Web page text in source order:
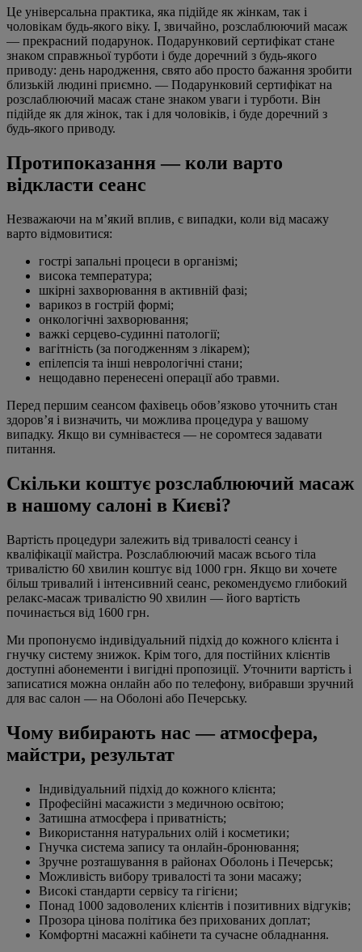
Це універсальна практика, яка підійде як жінкам, так і
чоловікам будь-якого віку. І, звичайно, розслаблюючий масаж
— прекрасний подарунок. Подарунковий сертифікат стане
знаком справжньої турботи і буде доречний з будь-якого
приводу: день народження, свято або просто бажання зробити
близькій людині приємно. — Подарунковий сертифікат на
розслаблюючий масаж стане знаком уваги і турботи. Він
підійде як для жінок, так і для чоловіків, і буде доречний з
будь-якого приводу.
Протипоказання — коли варто
відкласти сеанс
Незважаючи на м’який вплив, є випадки, коли від масажу
варто відмовитися:
гострі запальні процеси в організмі;
висока температура;
шкірні захворювання в активній фазі;
варикоз в гострій формі;
онкологічні захворювання;
важкі серцево-судинні патології;
вагітність (за погодженням з лікарем);
епілепсія та інші неврологічні стани;
нещодавно перенесені операції або травми.
Перед першим сеансом фахівець обов’язково уточнить стан
здоров’я і визначить, чи можлива процедура у вашому
випадку. Якщо ви сумніваєтеся — не соромтеся задавати
питання.
Скільки коштує розслаблюючий масаж
в нашому салоні в Києві?
Вартість процедури залежить від тривалості сеансу і
кваліфікації майстра. Розслаблюючий масаж всього тіла
тривалістю 60 хвилин коштує від 1000 грн. Якщо ви хочете
більш тривалий і інтенсивний сеанс, рекомендуємо глибокий
релакс-масаж тривалістю 90 хвилин — його вартість
починається від 1600 грн.
Ми пропонуємо індивідуальний підхід до кожного клієнта і
гнучку систему знижок. Крім того, для постійних клієнтів
доступні абонементи і вигідні пропозиції. Уточнити вартість і
записатися можна онлайн або по телефону, вибравши зручний
для вас салон — на Оболоні або Печерську.
Чому вибирають нас — атмосфера,
майстри, результат
Індивідуальний підхід до кожного клієнта;
Професійні масажисти з медичною освітою;
Затишна атмосфера і приватність;
Використання натуральних олій і косметики;
Гнучка система запису та онлайн-бронювання;
Зручне розташування в районах Оболонь і Печерськ;
Можливість вибору тривалості та зони масажу;
Високі стандарти сервісу та гігієни;
Понад 1000 задоволених клієнтів і позитивних відгуків;
Прозора цінова політика без прихованих доплат;
Комфортні масажні кабінети та сучасне обладнання.